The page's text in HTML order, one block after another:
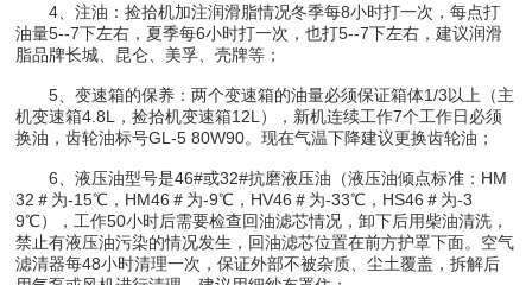
4、注油：捡拾机加注润滑脂情况冬季每8小时打一次，每点打
油量5--7下左右，夏季每6小时打一次，也打5--7下左右，建议润滑
脂品牌长城、昆仑、美孚、壳牌等；
5、变速箱的保养：两个变速箱的油量必须保证箱体1/3以上（主
机变速箱4.8L，捡拾机变速箱12L），新机连续工作7个工作日必须
换油，齿轮油标号GL-5 80W90。现在气温下降建议更换齿轮油；
6、液压油型号是46#或32#抗磨液压油（液压油倾点标准：HM
32＃为-15℃，HM46＃为-9℃，HV46＃为-33℃，HS46＃为-3
9℃），工作50小时后需要检查回油滤芯情况，卸下后用柴油清洗，
禁止有液压油污染的情况发生，回油滤芯位置在前方护罩下面。空气
滤清器每48小时清理一次，保证外部不被杂质、尘土覆盖，拆解后